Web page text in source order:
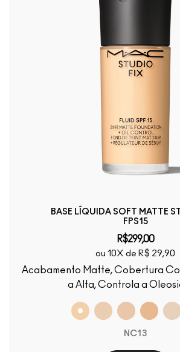
BASE LÍQUIDA SOFT MATTE
FPS15
R$299,00
ou 10X de R$ 29,90
Acabamento Matte, Cobertura
a Alta, Controla a
NC13